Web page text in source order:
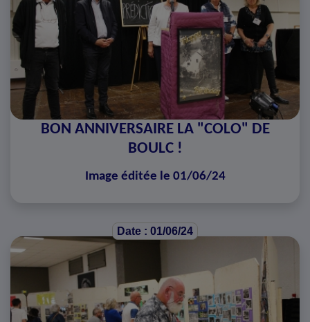
BON ANNIVERSAIRE LA "COLO" DE
BOULC !
Image éditée le 01/06/24
Date : 01/06/24